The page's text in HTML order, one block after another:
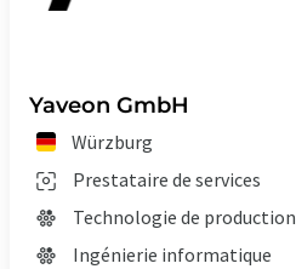
Yaveon GmbH
Würzburg
Prestataire de services
Technologie de production
Ingénierie informatique